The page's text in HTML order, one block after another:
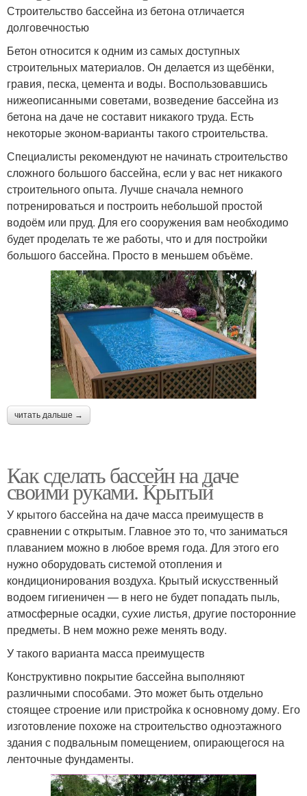
Строительство бассейна из бетона отличается
долговечностью
Бетон относится к одним из самых доступных
строительных материалов. Он делается из щебёнки,
гравия, песка, цемента и воды. Воспользовавшись
нижеописанными советами, возведение бассейна из
бетона на даче не составит никакого труда. Есть
некоторые эконом-варианты такого строительства.
Специалисты рекомендуют не начинать строительство
сложного большого бассейна, если у вас нет никакого
строительного опыта. Лучше сначала немного
потренироваться и построить небольшой простой
водоём или пруд. Для его сооружения вам необходимо
будет проделать те же работы, что и для постройки
большого бассейна. Просто в меньшем объёме.
читать дальше →
Как сделать бассейн на даче
своими руками. Крытый
У крытого бассейна на даче масса преимуществ в
сравнении с открытым. Главное это то, что заниматься
плаванием можно в любое время года. Для этого его
нужно оборудовать системой отопления и
кондиционирования воздуха. Крытый искусственный
водоем гигиеничен — в него не будет попадать пыль,
атмосферные осадки, сухие листья, другие посторонние
предметы. В нем можно реже менять воду.
У такого варианта масса преимуществ
Конструктивно покрытие бассейна выполняют
различными способами. Это может быть отдельно
стоящее строение или пристройка к основному дому. Его
изготовление похоже на строительство одноэтажного
здания с подвальным помещением, опирающегося на
ленточные фундаменты.